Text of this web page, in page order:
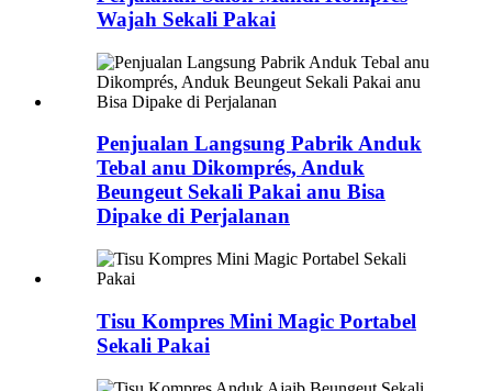
Wajah Sekali Pakai
Penjualan Langsung Pabrik Anduk
Tebal anu Dikomprés, Anduk
Beungeut Sekali Pakai anu Bisa
Dipake di Perjalanan
Tisu Kompres Mini Magic Portabel
Sekali Pakai